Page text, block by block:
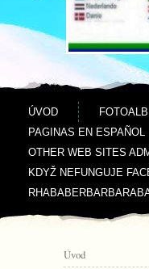
ÚVOD
PAGINAS EN ESPAÑOL
OTHER WEB SITES
KDYŽ NEFUNGUJE
Úvod